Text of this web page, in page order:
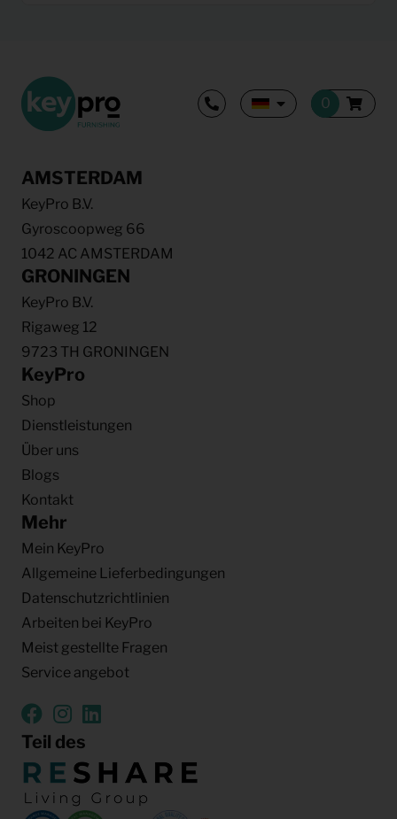
AMSTERDAM
KeyPro B.V.
Gyroscoopweg 66
1042 AC AMSTERDAM
GRONINGEN
KeyPro B.V.
Rigaweg 12
9723 TH GRONINGEN
KeyPro
Shop
Dienstleistungen
Über uns
Blogs
Kontakt
Mehr
Mein KeyPro
Allgemeine Lieferbedingungen
Datenschutzrichtlinien
Arbeiten bei KeyPro
Meist gestellte Fragen
Service angebot
Teil des